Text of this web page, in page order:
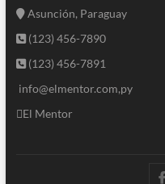
Asunción, Paraguay
(123) 456-7890
(123) 456-7891
info@elmentor.com,py
El Mentor